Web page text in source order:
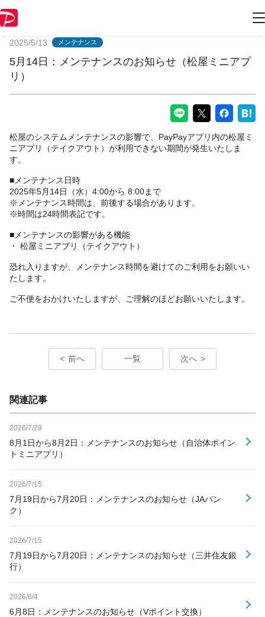
2025/5/13 メンテナンス
5月14日：メンテナンスのお知らせ（松屋ミニアプ
リ）
松屋のシステムメンテナンスの影響で、PayPayアプリ内の松屋ミ
ニアプリ（テイクアウト）が利用できない期間が発生いたしま
す。
■メンテナンス日時
2025年5月14日（水）4:00から 8:00まで
※メンテナンス時間は、前後する場合があります。
※時間は24時間表記です。
■メンテナンスの影響がある機能
・ 松屋ミニアプリ（テイクアウト）
恐れ入りますが、メンテナンス時間を避けてのご利用をお願いい
たします。
ご不便をおかけいたしますが、ご理解のほどお願いいたします。
前へ 一覧 次へ
関連記事
2026/7/29
8月1日から8月2日：メンテナンスのお知らせ（自治体ポイン
トミニアプリ）
2026/7/15
7月19日から7月20日：メンテナンスのお知らせ（JAバン
ク）
2026/7/15
7月19日から7月20日：メンテナンスのお知らせ（三井住友銀
行）
2026/6/4
6月8日：メンテナンスのお知らせ（Vポイント交換）